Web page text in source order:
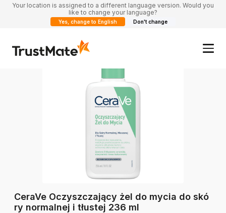
Your location is assigned to a different language version. Would you
like to change your language?
Yes, change to English Don't change
CeraVe Oczyszczający żel do mycia do skó
ry normalnej i tłustej 236 ml